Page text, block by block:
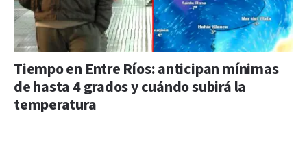
Tiempo en Entre Ríos: anticipan mínimas
de hasta 4 grados y cuándo subirá la
temperatura